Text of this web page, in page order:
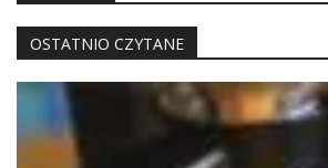
OSTATNIO CZYTANE